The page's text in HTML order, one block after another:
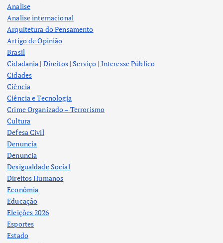
Analise
Analise internacional
Arquitetura do Pensamento
Artigo de Opinião
Brasil
Cidadania | Direitos | Serviço | Interesse Público
Cidades
Ciência
Ciência e Tecnologia
Crime Organizado – Terrorismo
Cultura
Defesa Civil
Denuncia
Denuncia
Desigualdade Social
Direitos Humanos
Econômia
Educação
Eleições 2026
Esportes
Estado